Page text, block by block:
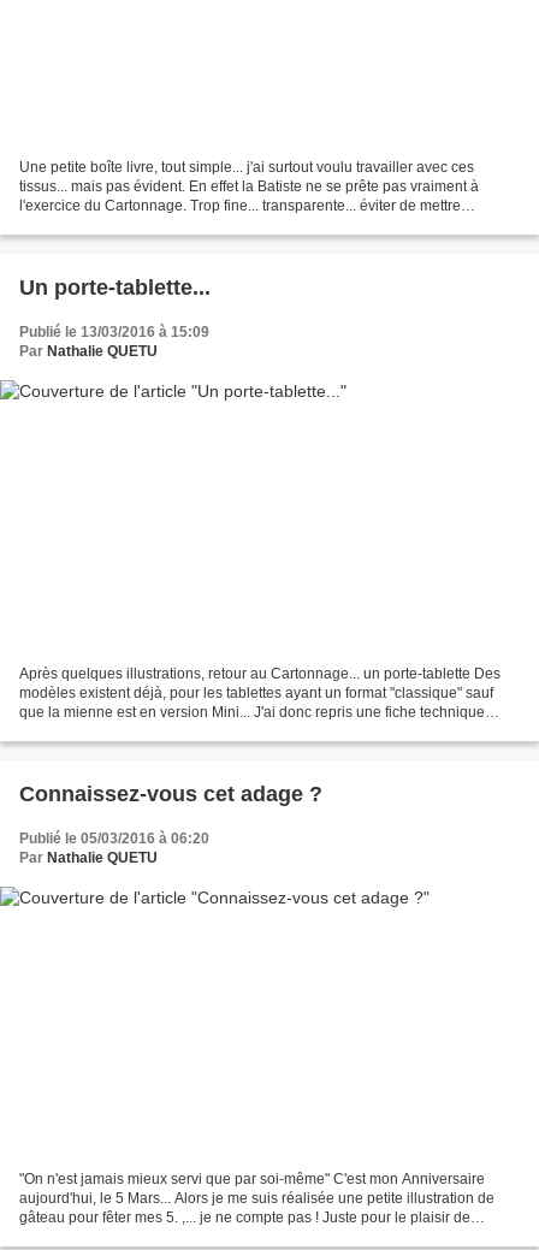
Une petite boîte livre, tout simple... j'ai surtout voulu travailler avec ces
tissus... mais pas évident. En effet la Batiste ne se prête pas vraiment à
l'exercice du Cartonnage. Trop fine... transparente... éviter de mettre
Un porte-tablette...
Publié le 13/03/2016 à 15:09
Par Nathalie QUETU
Après quelques illustrations, retour au Cartonnage... un porte-tablette Des
modèles existent déjà, pour les tablettes ayant un format "classique" sauf
que la mienne est en version Mini... J'ai donc repris une fiche technique
Connaissez-vous cet adage ?
Publié le 05/03/2016 à 06:20
Par Nathalie QUETU
"On n'est jamais mieux servi que par soi-même" C'est mon Anniversaire
aujourd'hui, le 5 Mars... Alors je me suis réalisée une petite illustration de
gâteau pour fêter mes 5. ,... je ne compte pas ! Juste pour le plaisir de